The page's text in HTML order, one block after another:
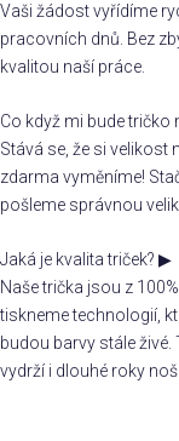
Vaši žádost vyřídíme
pracovních dnů. Bez
kvalitou naší práce.
Co když mi bude tričko
Stává se, že si velikost
zdarma vyměníme!
pošleme správnou
Jaká je kvalita triček? ▶
Naše trička jsou z
tiskneme technologií,
budou barvy stále
vydrží i dlouhé roky